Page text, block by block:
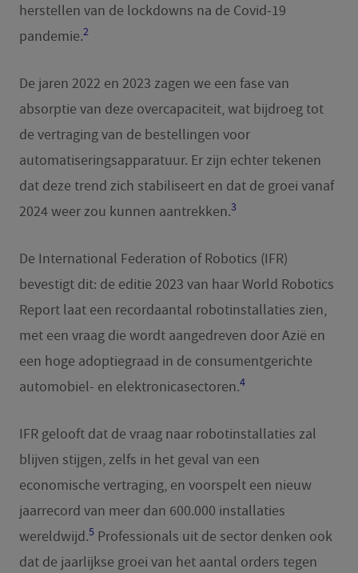
herstellen van de lockdowns na de Covid-19
pandemie.2
De jaren 2022 en 2023 zagen we een fase van
absorptie van deze overcapaciteit, wat bijdroeg tot
de vertraging van de bestellingen voor
automatiseringsapparatuur. Er zijn echter tekenen
dat deze trend zich stabiliseert en dat de groei vanaf
2024 weer zou kunnen aantrekken.3
De International Federation of Robotics (IFR)
bevestigt dit: de editie 2023 van haar World Robotics
Report laat een recordaantal robotinstallaties zien,
met een vraag die wordt aangedreven door Azië en
een hoge adoptiegraad in de consumentgerichte
automobiel- en elektronicasectoren.4
IFR gelooft dat de vraag naar robotinstallaties zal
blijven stijgen, zelfs in het geval van een
economische vertraging, en voorspelt een nieuw
jaarrecord van meer dan 600.000 installaties
wereldwijd.5Professionals uit de sector denken ook
dat de jaarlijkse groei van het aantal orders tegen